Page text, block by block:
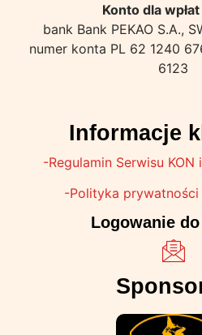
Konto dla wpłat
bank Bank PEKAO S.A.,
numer konta PL 62 1240
6123
Informacje
-Regulamin Serwisu KON
-Polityka prywatności
Logowanie